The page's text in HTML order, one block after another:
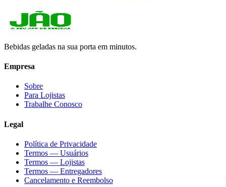
Bebidas geladas na sua porta em minutos.
Empresa
Sobre
Para Lojistas
Trabalhe Conosco
Legal
Política de Privacidade
Termos — Usuários
Termos — Lojistas
Termos — Entregadores
Cancelamento e Reembolso